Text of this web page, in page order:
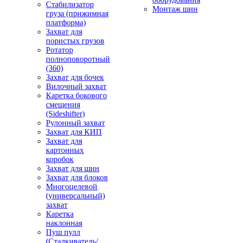
Стабилизатор
груза (прижимная
платформа)
Захват для
пористых грузов
Ротатор
полноповоротный
(360)
Захват для бочек
Вилочный захват
Каретка бокового
смещения
(Sideshifter)
Рулонный захват
Захват для КИП
Захват для
картонных
коробок
Захват для шин
Захват для блоков
Многоцелевой
(универсальный)
захват
Каретка
наклонная
Пуш пулл
(Сталкиватель/
Монтаж шин